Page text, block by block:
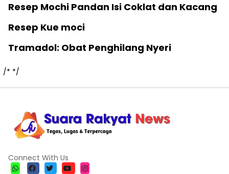
Resep Mochi Pandan Isi Coklat dan Kacang
Resep Kue moci
Tramadol: Obat Penghilang Nyeri
/* */
Connect With Us